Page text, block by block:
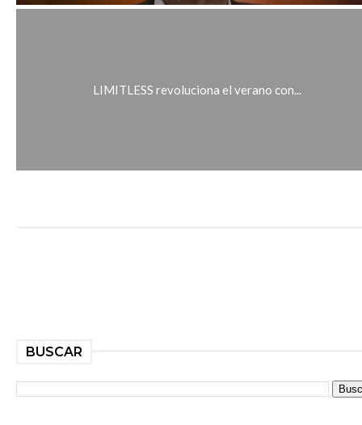
LIMITLESS revoluciona el verano con...
BUSCAR